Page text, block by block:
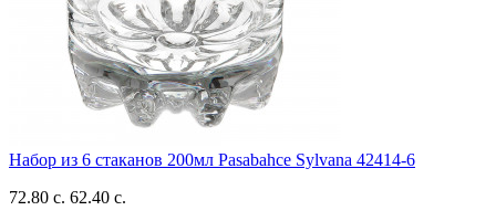
Набор из 6 стаканов 200мл Pasabahce Sylvana 42414-6
72.80 с. 62.40 с.